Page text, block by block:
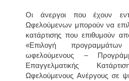
Οι άνεργοι που έχουν
Ωφελούμενων μπορούν να
κατάρτισης που επιθυμούν
«Επιλογή
ωφελούμενους –
Επαγγελματικής
Ωφελούμενους Ανέργους σε